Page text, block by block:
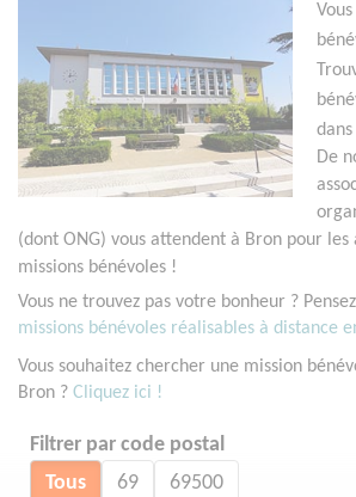
De
(dont ONG) vous attendent à Bron pour les
missions bénévoles !
Vous ne trouvez pas votre bonheur ?
missions bénévoles réalisables à distance
Vous souhaitez chercher une mission
Bron ? Cliquez ici !
Filtrer par code postal
Tous 69 69500